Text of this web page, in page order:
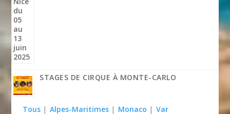
STAGES DE CIRQUE À MONTE-CARLO
Tous | Alpes-Maritimes | Monaco | Var